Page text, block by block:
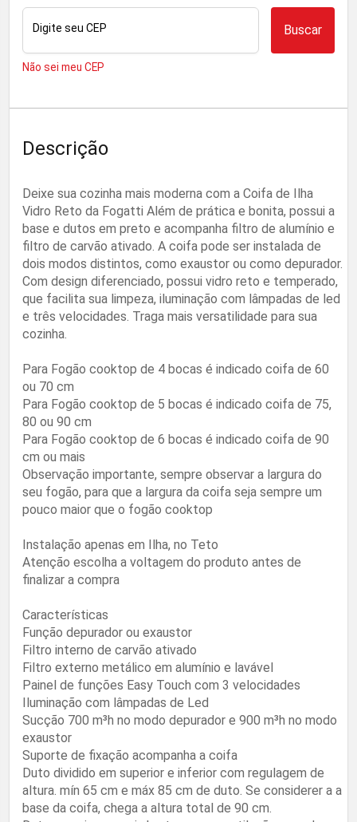
Digite seu CEP Buscar
Não sei meu CEP
Descrição
Deixe sua cozinha mais moderna com a Coifa de Ilha
Vidro Reto da Fogatti Além de prática e bonita, possui a
base e dutos em preto e acompanha filtro de alumínio e
filtro de carvão ativado. A coifa pode ser instalada de
dois modos distintos, como exaustor ou como depurador.
Com design diferenciado, possui vidro reto e temperado,
que facilita sua limpeza, iluminação com lâmpadas de led
e três velocidades. Traga mais versatilidade para sua
cozinha.
Para Fogão cooktop de 4 bocas é indicado coifa de 60
ou 70 cm
Para Fogão cooktop de 5 bocas é indicado coifa de 75,
80 ou 90 cm
Para Fogão cooktop de 6 bocas é indicado coifa de 90
cm ou mais
Observação importante, sempre observar a largura do
seu fogão, para que a largura da coifa seja sempre um
pouco maior que o fogão cooktop
Instalação apenas em Ilha, no Teto
Atenção escolha a voltagem do produto antes de
finalizar a compra
Características
Função depurador ou exaustor
Filtro interno de carvão ativado
Filtro externo metálico em alumínio e lavável
Painel de funções Easy Touch com 3 velocidades
Iluminação com lâmpadas de Led
Sucção 700 m³h no modo depurador e 900 m³h no modo
exaustor
Suporte de fixação acompanha a coifa
Duto dividido em superior e inferior com regulagem de
altura. mín 65 cm e máx 85 cm de duto. Se considerer a a
base da coifa, chega a altura total de 90 cm.